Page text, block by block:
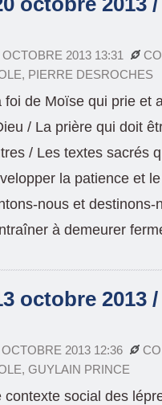
OCTOBRE 2013 13:31
, PIERRE DESROCHES
foi de Moïse qui prie et
/ La prière qui doit
/ Les textes sacrés
la patience et
nous et destinons-
à demeurer
octobre 2013
OCTOBRE 2013 12:36
, GUYLAIN PRINCE
contexte social des